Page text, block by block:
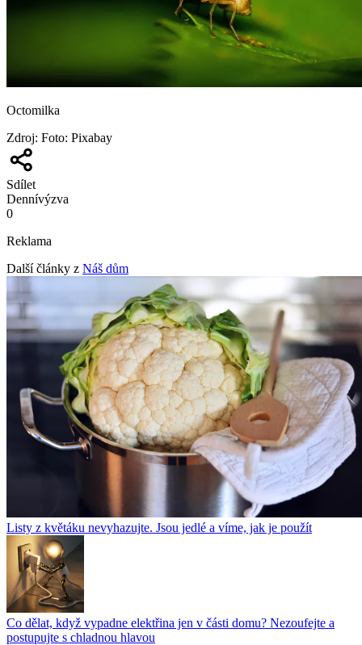
Octomilka
Zdroj: Foto: Pixabay
Sdílet
Dennívýzva
0
Reklama
Další články z Náš dům
Listy z květáku nevyhazujte. Jsou jedlé a víme, jak je použít
Co dělat, když vypadne elektřina jen v části domu? Nezoufejte a
postupujte s chladnou hlavou